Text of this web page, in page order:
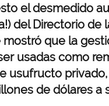
el desmedido
del Directorio de
que la
usadas como
usufructo
de dólares a